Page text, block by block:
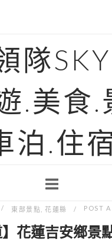
隊SKY
.美食.
泊.住
東部景點 花蓮縣 POST
】花蓮吉安鄉景